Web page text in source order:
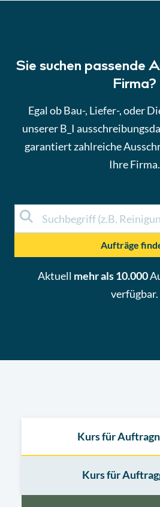
Sie suchen passende
Firma?
Egal ob Bau-, Liefer-, oder
unserer B_I
garantiert zahlreiche
Ihre Firma.
Aufträge
Aktuell mehr als 10.000
verfügbar.
Kurs für
Kurs für